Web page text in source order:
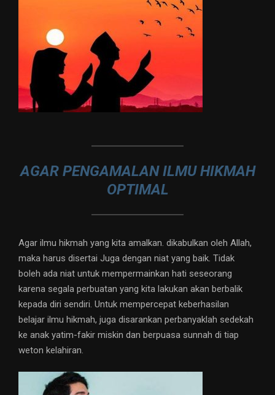
AGAR PENGAMALAN ILMU HIKMAH
OPTIMAL
Agar ilmu hikmah yang kita amalkan. dikabulkan oleh Allah,
maka harus disertai Juga dengan niat yang baik. Tidak
boleh ada niat untuk mempermainkan hati seseorang
karena segala perbuatan yang kita lakukan akan berbalik
kepada diri sendiri. Untuk mempercepat keberhasilan
belajar ilmu hikmah, juga disarankan perbanyaklah sedekah
ke anak yatim-fakir miskin dan berpuasa sunnah di tiap
weton kelahiran.